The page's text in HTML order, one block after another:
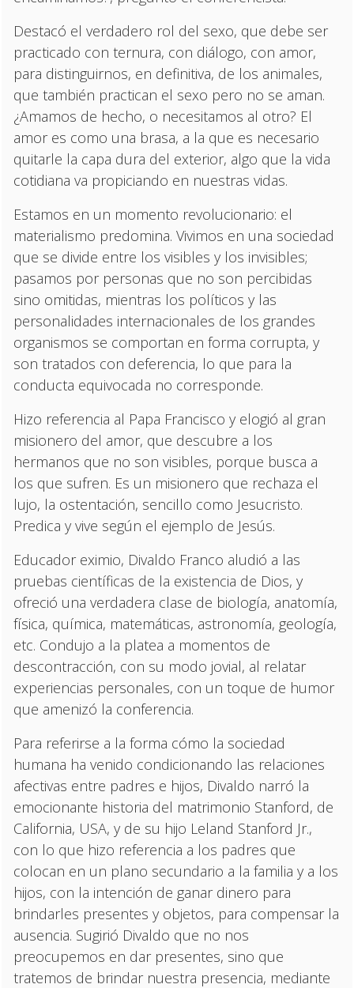
Destacó el verdadero rol del sexo, que debe ser
practicado con ternura, con diálogo, con amor,
para distinguirnos, en definitiva, de los animales,
que también practican el sexo pero no se aman.
¿Amamos de hecho, o necesitamos al otro? El
amor es como una brasa, a la que es necesario
quitarle la capa dura del exterior, algo que la vida
cotidiana va propiciando en nuestras vidas.
Estamos en un momento revolucionario: el
materialismo predomina. Vivimos en una sociedad
que se divide entre los visibles y los invisibles;
pasamos por personas que no son percibidas
sino omitidas, mientras los políticos y las
personalidades internacionales de los grandes
organismos se comportan en forma corrupta, y
son tratados con deferencia, lo que para la
conducta equivocada no corresponde.
Hizo referencia al Papa Francisco y elogió al gran
misionero del amor, que descubre a los
hermanos que no son visibles, porque busca a
los que sufren. Es un misionero que rechaza el
lujo, la ostentación, sencillo como Jesucristo.
Predica y vive según el ejemplo de Jesús.
Educador eximio, Divaldo Franco aludió a las
pruebas científicas de la existencia de Dios, y
ofreció una verdadera clase de biología, anatomía,
física, química, matemáticas, astronomía, geología,
etc. Condujo a la platea a momentos de
descontracción, con su modo jovial, al relatar
experiencias personales, con un toque de humor
que amenizó la conferencia.
Para referirse a la forma cómo la sociedad
humana ha venido condicionando las relaciones
afectivas entre padres e hijos, Divaldo narró la
emocionante historia del matrimonio Stanford, de
California, USA, y de su hijo Leland Stanford Jr.,
con lo que hizo referencia a los padres que
colocan en un plano secundario a la familia y a los
hijos, con la intención de ganar dinero para
brindarles presentes y objetos, para compensar la
ausencia. Sugirió Divaldo que no nos
preocupemos en dar presentes, sino que
tratemos de brindar nuestra presencia, mediante